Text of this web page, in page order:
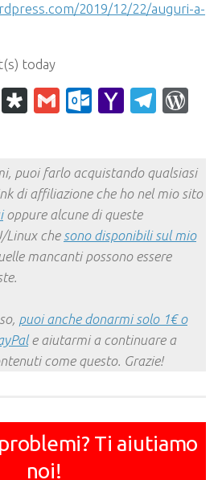
2019/12/22/auguri-a-
today
WhatsApp
Diaspora
Gmail Yahoo
puoi farlo acquistando qualsiasi
di affiliazione che ho nel mio sito
oppure alcune di queste
Linux che sono disponibili sul mio
mancanti possono essere
puoi anche donarmi solo 1€ o
e aiutarmi a continuare a
come questo. Grazie!
Ti aiutiamo
noi!